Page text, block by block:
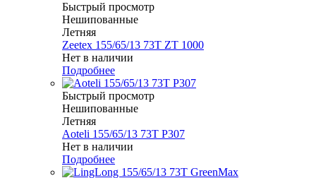
Быстрый просмотр
Нешипованные
Летняя
Zeetex 155/65/13 73T ZT 1000
Нет в наличии
Подробнее
Быстрый просмотр
Нешипованные
Летняя
Aoteli 155/65/13 73T P307
Нет в наличии
Подробнее